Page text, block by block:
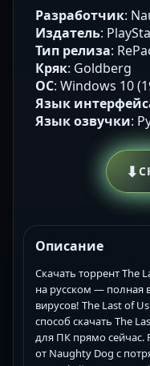
Разработчик:
Издатель:
Тип релиза:
Кряк: Goldberg
ОС: Windows 10
Язык
Язык озвучки:
⬇
Описание
Скачать торрент The
на русском — полная
вирусов! The Last of
способ скачать The
для ПК прямо сейчас.
от Naughty Dog с